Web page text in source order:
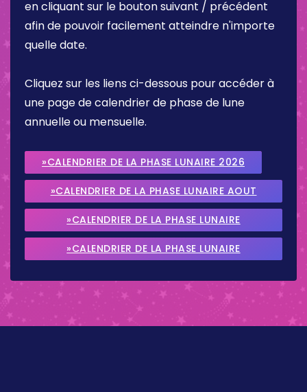
en cliquant sur le bouton suivant / précédent
afin de pouvoir facilement atteindre n'importe
quelle date.
Cliquez sur les liens ci-dessous pour accéder à
une page de calendrier de phase de lune
annuelle ou mensuelle.
»CALENDRIER DE LA PHASE LUNAIRE 2026
»CALENDRIER DE LA PHASE LUNAIRE AOUT
2026
»CALENDRIER DE LA PHASE LUNAIRE
SEPTEMBRE 2026
»CALENDRIER DE LA PHASE LUNAIRE